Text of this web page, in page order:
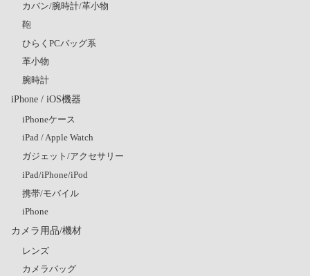
カバン/腕時計/革小物
鞄
ひらくPCバッグ系
革小物
腕時計
iPhone / iOS機器
iPhoneケース
iPad / Apple Watch
ガジェット/アクセサリー
iPad/iPhone/iPod
携帯/モバイル
iPhone
カメラ用品/機材
レンズ
カメラバッグ